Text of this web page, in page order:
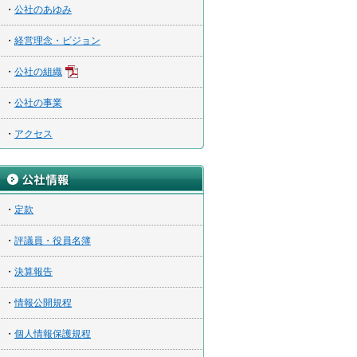
・ 公社のあゆみ
・ 経営理念・ビジョン
・ 公社の組織
・ 公社の事業
・ アクセス
・ 定款
・ 評議員・役員名簿
・ 決算報告
・情報公開規程
・ 個人情報保護規程